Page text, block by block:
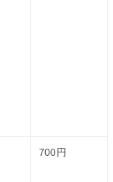
700円